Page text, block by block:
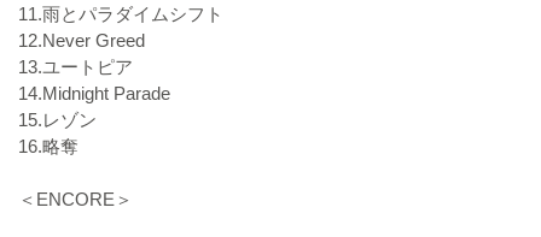
11.雨とパラダイムシフト
12.Never Greed
13.ユートピア
14.Midnight Parade
15.レゾン
16.略奪
＜ENCORE＞